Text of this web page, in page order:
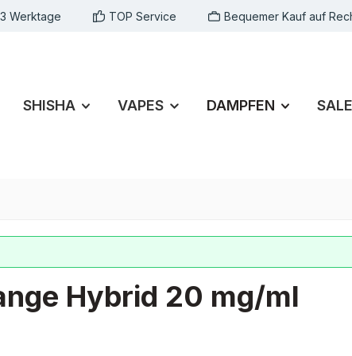
Werktage TOP Service Bequemer Kauf auf
SHISHA VAPES DAMPFEN SALE
Hybrid 20 mg/ml